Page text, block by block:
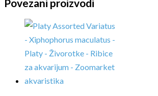
Povezani proizvodi